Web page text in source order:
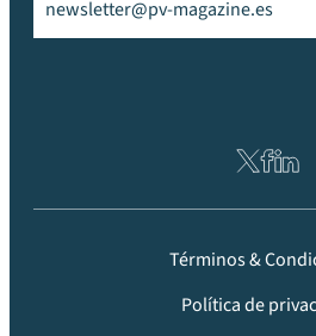
Términos &
Política de